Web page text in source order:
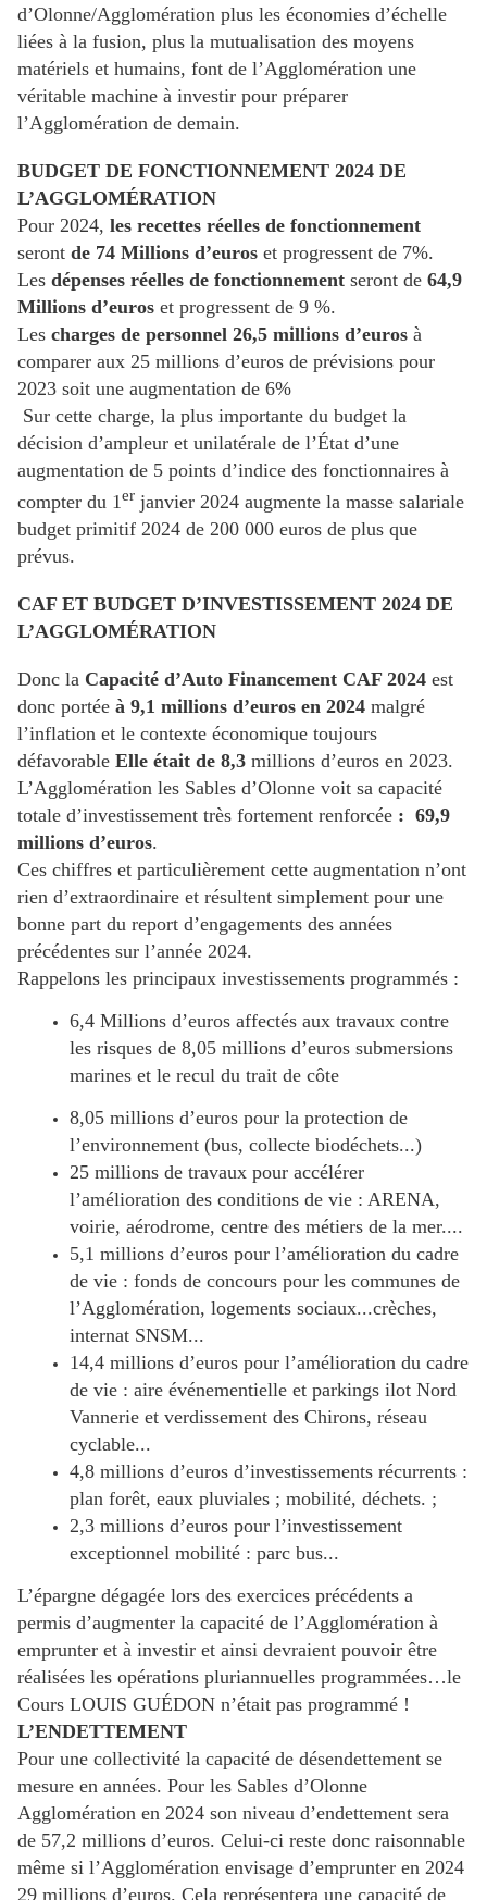
d’Olonne/Agglomération plus les économies d’échelle
liées à la fusion, plus la mutualisation des moyens
matériels et humains, font de l’Agglomération une
véritable machine à investir pour préparer
l’Agglomération de demain.
BUDGET DE FONCTIONNEMENT 2024 DE
L’AGGLOMÉRATION
Pour 2024, les recettes réelles de fonctionnement
seront de 74 Millions d’euros et progressent de 7%.
Les dépenses réelles de fonctionnement seront de 64,9
Millions d’euros et progressent de 9 %.
Les charges de personnel 26,5 millions d’euros à
comparer aux 25 millions d’euros de prévisions pour
2023 soit une augmentation de 6%
Sur cette charge, la plus importante du budget la
décision d’ampleur et unilatérale de l’État d’une
augmentation de 5 points d’indice des fonctionnaires à
compter du 1er janvier 2024 augmente la masse salariale
budget primitif 2024 de 200 000 euros de plus que
prévus.
CAF ET BUDGET D’INVESTISSEMENT 2024 DE
L’AGGLOMÉRATION
Donc la Capacité d’Auto Financement CAF 2024 est
donc portée à 9,1 millions d’euros en 2024 malgré
l’inflation et le contexte économique toujours
défavorable Elle était de 8,3 millions d’euros en 2023.
L’Agglomération les Sables d’Olonne voit sa capacité
totale d’investissement très fortement renforcée : 69,9
millions d’euros.
Ces chiffres et particulièrement cette augmentation n’ont
rien d’extraordinaire et résultent simplement pour une
bonne part du report d’engagements des années
précédentes sur l’année 2024.
Rappelons les principaux investissements programmés :
6,4 Millions d’euros affectés aux travaux contre
les risques de 8,05 millions d’euros submersions
marines et le recul du trait de côte
8,05 millions d’euros pour la protection de
l’environnement (bus, collecte biodéchets...)
25 millions de travaux pour accélérer
l’amélioration des conditions de vie : ARENA,
voirie, aérodrome, centre des métiers de la mer....
5,1 millions d’euros pour l’amélioration du cadre
de vie : fonds de concours pour les communes de
l’Agglomération, logements sociaux...crèches,
internat SNSM...
14,4 millions d’euros pour l’amélioration du cadre
de vie : aire événementielle et parkings ilot Nord
Vannerie et verdissement des Chirons, réseau
cyclable...
4,8 millions d’euros d’investissements récurrents :
plan forêt, eaux pluviales ; mobilité, déchets. ;
2,3 millions d’euros pour l’investissement
exceptionnel mobilité : parc bus...
L’épargne dégagée lors des exercices précédents a
permis d’augmenter la capacité de l’Agglomération à
emprunter et à investir et ainsi devraient pouvoir être
réalisées les opérations pluriannuelles programmées…le
Cours LOUIS GUÉDON n’était pas programmé !
L’ENDETTEMENT
Pour une collectivité la capacité de désendettement se
mesure en années. Pour les Sables d’Olonne
Agglomération en 2024 son niveau d’endettement sera
de 57,2 millions d’euros. Celui-ci reste donc raisonnable
même si l’Agglomération envisage d’emprunter en 2024
29 millions d’euros. Cela représentera une capacité de